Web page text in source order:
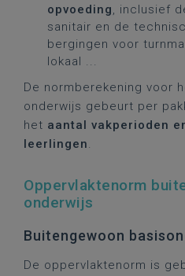
opvoeding, inclusief
sanitair en de
bergingen voor
lokaal ...
De normberekening voor
onderwijs gebeurt per
het aantal vakperioden
leerlingen.
Oppervlaktenorm
onderwijs
Buitengewoon
De oppervlaktenorm is